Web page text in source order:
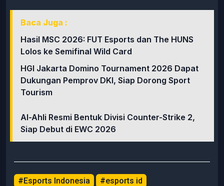
Baca Juga :
Hasil MSC 2026: FUT Esports dan The HUNS
Lolos ke Semifinal Wild Card
HGI Jakarta Domino Tournament 2026 Dapat
Dukungan Pemprov DKI, Siap Dorong Sport
Tourism
Al-Ahli Resmi Bentuk Divisi Counter-Strike 2,
Siap Debut di EWC 2026
#Esports Indonesia
#esports id